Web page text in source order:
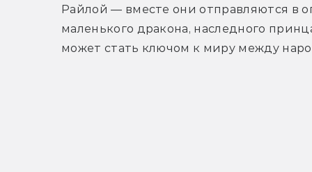
Райлой — вместе они отправляются в
маленького дракона, наследного
может стать ключом к миру между